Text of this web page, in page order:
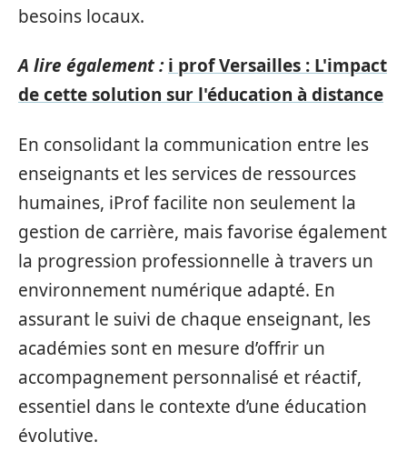
besoins locaux.
A lire également : i prof Versailles : L'impact
de cette solution sur l'éducation à distance
En consolidant la communication entre les
enseignants et les services de ressources
humaines, iProf facilite non seulement la
gestion de carrière, mais favorise également
la progression professionnelle à travers un
environnement numérique adapté. En
assurant le suivi de chaque enseignant, les
académies sont en mesure d’offrir un
accompagnement personnalisé et réactif,
essentiel dans le contexte d’une éducation
évolutive.